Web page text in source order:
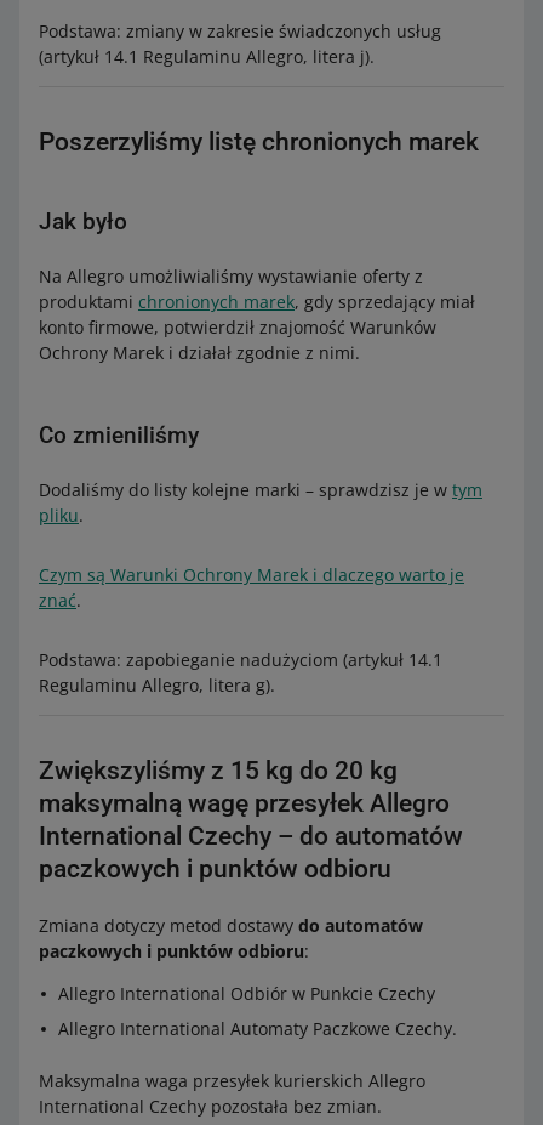
Podstawa: zmiany w zakresie świadczonych usług
(artykuł 14.1 Regulaminu Allegro, litera j).
Poszerzyliśmy listę chronionych marek
Jak było
Na Allegro umożliwialiśmy wystawianie oferty z
produktami chronionych marek, gdy sprzedający miał
konto firmowe, potwierdził znajomość Warunków
Ochrony Marek i działał zgodnie z nimi.
Co zmieniliśmy
Dodaliśmy do listy kolejne marki – sprawdzisz je w tym
pliku.
Czym są Warunki Ochrony Marek i dlaczego warto je
znać.
Podstawa: zapobieganie nadużyciom (artykuł 14.1
Regulaminu Allegro, litera g).
Zwiększyliśmy z 15 kg do 20 kg
maksymalną wagę przesyłek Allegro
International Czechy – do automatów
paczkowych i punktów odbioru
Zmiana dotyczy metod dostawy do automatów
paczkowych i punktów odbioru:
Allegro International Odbiór w Punkcie Czechy
Allegro International Automaty Paczkowe Czechy.
Maksymalna waga przesyłek kurierskich Allegro
International Czechy pozostała bez zmian.